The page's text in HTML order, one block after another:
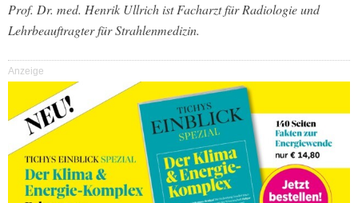
Prof. Dr. med. Henrik Ullrich ist Facharzt für Radiologie und
Lehrbeauftragter für Strahlenmedizin.
Anzeige